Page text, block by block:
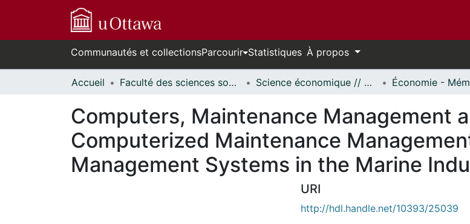
Communautés et collectionsParcourir Statistiques À propos
Accueil Faculté des sciences sociales // Faculty of Social Sciences Science économique // Economics
Computers, Maintenance Management
Computerized Maintenance
Management Systems in the Marine
URI
http://hdl.handle.net/10393/25039